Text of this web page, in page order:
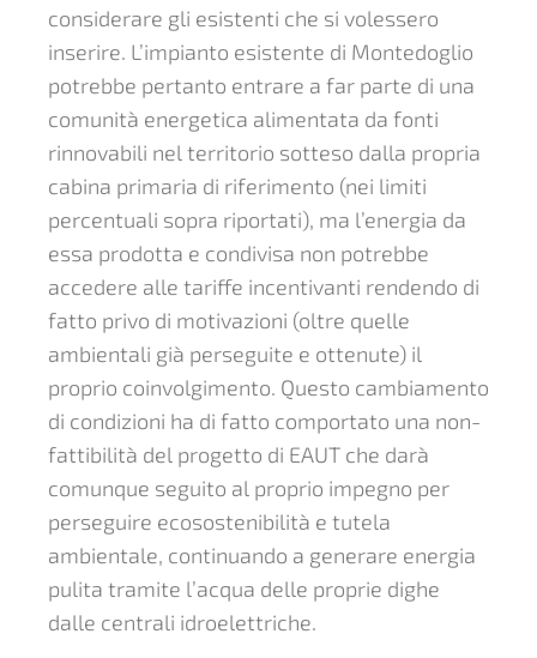
considerare gli esistenti che si volessero
inserire. L’impianto esistente di Montedoglio
potrebbe pertanto entrare a far parte di una
comunità energetica alimentata da fonti
rinnovabili nel territorio sotteso dalla propria
cabina primaria di riferimento (nei limiti
percentuali sopra riportati), ma l’energia da
essa prodotta e condivisa non potrebbe
accedere alle tariffe incentivanti rendendo di
fatto privo di motivazioni (oltre quelle
ambientali già perseguite e ottenute) il
proprio coinvolgimento. Questo cambiamento
di condizioni ha di fatto comportato una non-
fattibilità del progetto di EAUT che darà
comunque seguito al proprio impegno per
perseguire ecosostenibilità e tutela
ambientale, continuando a generare energia
pulita tramite l’acqua delle proprie dighe
dalle centrali idroelettriche.